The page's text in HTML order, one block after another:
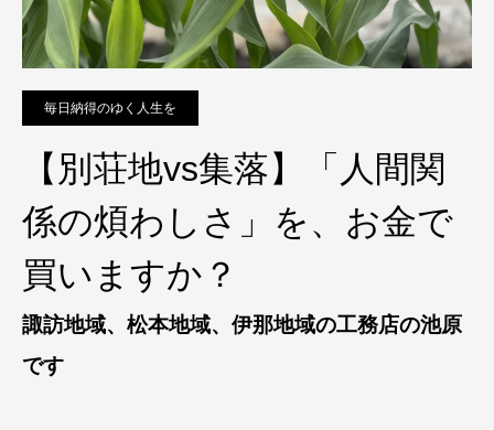
毎日納得のゆく人生を
【別荘地vs集落】「人間関
係の煩わしさ」を、お金で
買いますか？
諏訪地域、松本地域、伊那地域の工務店の池原
です